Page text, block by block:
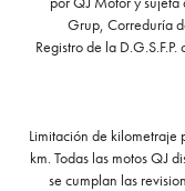
Grup, Correduría
Registro de la
Limitación de
km. Todas las motos QJ
se cumplan las